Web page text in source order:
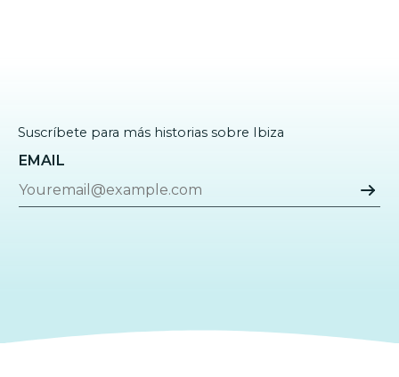
Suscríbete para más historias sobre Ibiza
EMAIL